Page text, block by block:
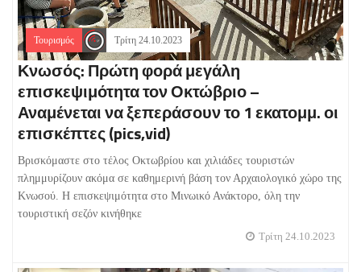
Τουρισμός Τρίτη 24.10.2023
Κνωσός: Πρώτη φορά μεγάλη
επισκεψιμότητα τον Οκτώβριο –
Αναμένεται να ξεπεράσουν το 1 εκατομμ. οι
επισκέπτες (pics,vid)
Βρισκόμαστε στο τέλος Οκτωβρίου και χιλιάδες τουριστών
πλημμυρίζουν ακόμα σε καθημερινή βάση τον Αρχαιολογικό χώρο της
Κνωσού. Η επισκεψιμότητα στο Μινωικό Ανάκτορο, όλη την
τουριστική σεζόν κινήθηκε
Τρίτη 24.10.2023